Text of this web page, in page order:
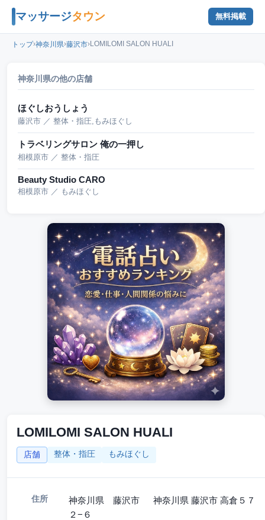
マッサージタウン 無料掲載
トップ›神奈川県›藤沢市›LOMILOMI SALON HUALI
LOMILOMI SALON HUALI
店舗 整体・指圧 もみほぐし
住所
神奈川県 藤沢市 神奈川県 藤沢市 高倉５７
２−６
神奈川県の他の店舗
ほぐしおうしょう
藤沢市 ／ 整体・指圧,もみほぐし
トラベリングサロン 俺の一押し
相模原市 ／ 整体・指圧
Beauty Studio CARO
相模原市 ／ もみほぐし